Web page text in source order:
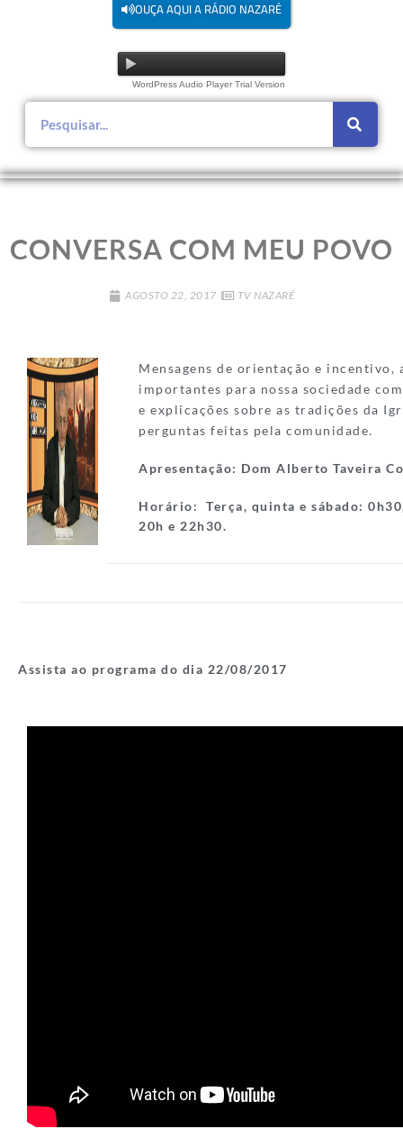
OUÇA AQUI A RÁDIO NAZARÉ
WordPress Audio Player Trial Version
CONVERSA COM MEU POVO
AGOSTO 22, 2017 TV NAZARÉ
Mensagens de orientação e incentivo,
importantes para nossa sociedade
e explicações sobre as tradições da
perguntas feitas pela comunidade.
Apresentação: Dom Alberto Taveira
Horário:
Terça, quinta e sábado:
20h e 22h30.
Assista ao programa do dia 22/08/2017